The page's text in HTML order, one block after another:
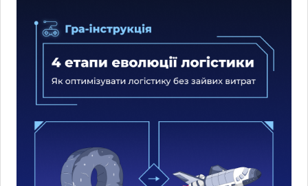
Які проблеми клієнтів ми
вирішуємо